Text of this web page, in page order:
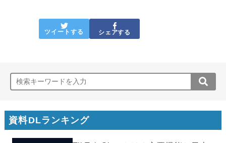
ツイートする シェアする
資料DLランキング